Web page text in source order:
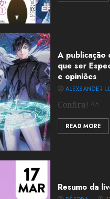
A publicação
que ser
e opiniões
ALEXSANDER
Confira! ^^
READ MORE
Resumo da